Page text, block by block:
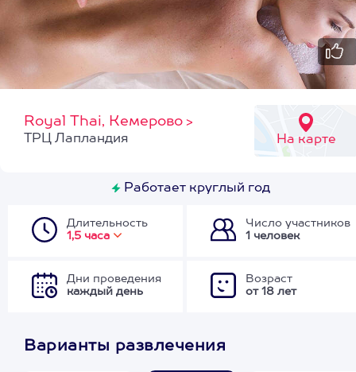
Royal Thai, Кемерово >
На карте
ТРЦ Лапландия
Работает круглый год
Длительность
1,5 часа
Число участников
1 человек
Дни проведения
каждый день
Возраст
от 18 лет
Варианты развлечения